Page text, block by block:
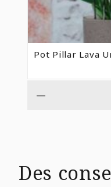
Pot Pillar Lava
—
Des